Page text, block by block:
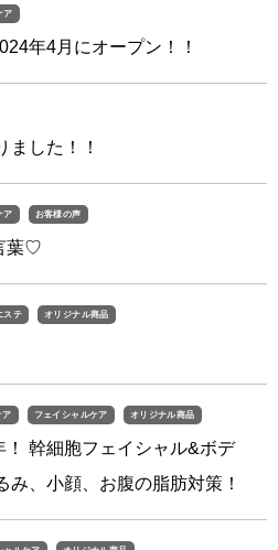
ア
年4月にオープン！！
ました！！
ア お客様の声
葉♡
ステ オリジナル商品
ア フェイシャルケア オリジナル商品
幹細胞フェイシャル&ボデ
、小顔、お腹の脂肪対策！